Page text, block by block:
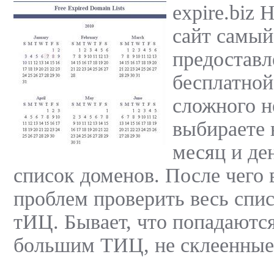
expire.biz
сайт
сложного
месяц и
список доменов. После чего
проблем проверить весь
тИЦ. Бывает, что
большим ТИЦ, не